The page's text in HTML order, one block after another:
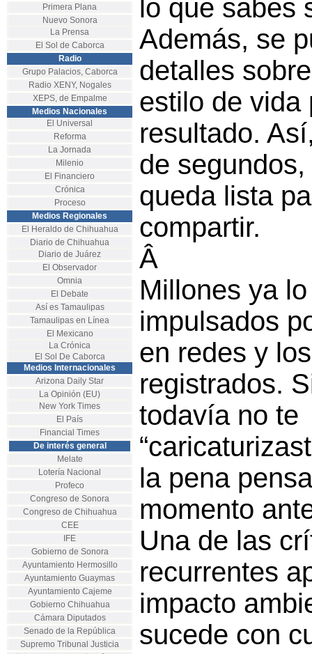
Primera Plana
Nuevo Sonora
La Prensa
El Sol de Caborca
Radio
Grupo Palacios, Caborca
Radio XENY, Nogales
XEPS, de Empalme
Medios Nacionales
El Universal
Reforma
La Jornada
Milenio
El Financiero
Crónica
Proceso
Medios Regionales
El Heraldo de Chihuahua
Diario de Chihuahua
Diario de Juárez
El Observador
Omnia
El Debate
Así es Tamaulipas
Tamaulipas en Línea
El Mexicano
La Crónica
El Sol De Caborca
Medios Internacionales
Arizona Daily Star
La Opinión (EU)
New York Times
El País
Financial Times
De interés general
Melate
Lotería Nacional
Profeco
Congreso de Sonora
Congreso de Chihuahua
CEE
IFE
Gobierno de Sonora
Ayuntamiento Hermosillo
Ayuntamiento Guaymas
Ayuntamiento Cajeme
Gobierno Chihuahua
Cámara Diputados
Senado de la República
Supremo Tribunal Justicia
lo que sabes
Además, se
detalles
estilo de vida
resultado.
de
queda lista
compartir.
Â
Millones ya
impulsados
en redes y
registrados.
todavía no te
la pena
momento
Una de las
recurrentes
impacto
sucede con